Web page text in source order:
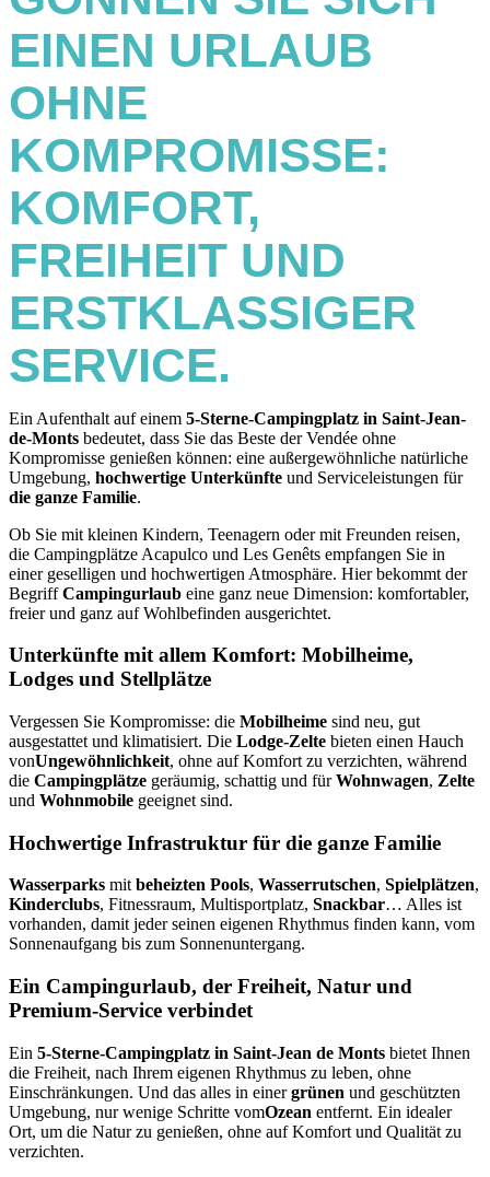
EINEN URLAUB
OHNE
KOMPROMISSE:
KOMFORT,
FREIHEIT UND
ERSTKLASSIGER
SERVICE.
Ein Aufenthalt auf einem 5-Sterne-Campingplatz in Saint-Jean-
de-Monts bedeutet, dass Sie das Beste der Vendée ohne
Kompromisse genießen können: eine außergewöhnliche natürliche
Umgebung, hochwertige Unterkünfte und Serviceleistungen für
die ganze Familie.
Ob Sie mit kleinen Kindern, Teenagern oder mit Freunden reisen,
die Campingplätze Acapulco und Les Genêts empfangen Sie in
einer geselligen und hochwertigen Atmosphäre. Hier bekommt der
BegriffCampingurlaub eine ganz neue Dimension: komfortabler,
freier und ganz auf Wohlbefinden ausgerichtet.
Unterkünfte mit allem Komfort: Mobilheime,
Lodges und Stellplätze
Vergessen Sie Kompromisse: die Mobilheime sind neu, gut
ausgestattet und klimatisiert. Die Lodge-Zelte bieten einen Hauch
vonUngewöhnlichkeit, ohne auf Komfort zu verzichten, während
die Campingplätze geräumig, schattig und fürWohnwagen, Zelte
und Wohnmobile geeignet sind.
Hochwertige Infrastruktur für die ganze Familie
Wasserparks mitbeheizten Pools, Wasserrutschen, Spielplätzen,
Kinderclubs, Fitnessraum, Multisportplatz, Snackbar… Alles ist
vorhanden, damit jeder seinen eigenen Rhythmus finden kann, vom
Sonnenaufgang bis zum Sonnenuntergang.
Ein Campingurlaub, der Freiheit, Natur und
Premium-Service verbindet
Ein 5-Sterne-Campingplatz in Saint-Jean de Monts bietet Ihnen
die Freiheit, nach Ihrem eigenen Rhythmus zu leben, ohne
Einschränkungen. Und das alles in einergrünen und geschützten
Umgebung, nur wenige Schritte vomOzean entfernt. Ein idealer
Ort, um die Natur zu genießen, ohne auf Komfort und Qualität zu
verzichten.